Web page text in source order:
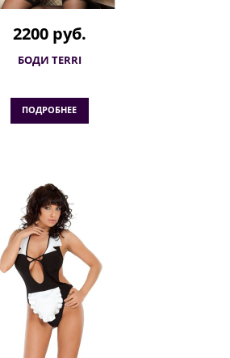
2200 руб.
БОДИ TERRI
ПОДРОБНЕЕ